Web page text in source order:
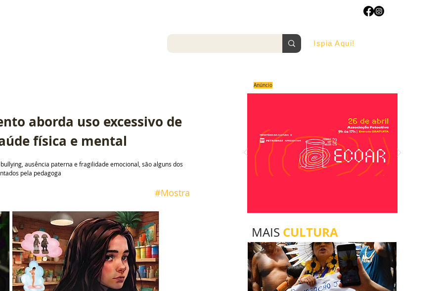
Ispia Aqui!
aborda uso excessivo de
física e mental
ausência paterna e fragilidade emocional, são alguns dos
pela pedagoga
#Mostra
Anúncio
MAIS CULTURA